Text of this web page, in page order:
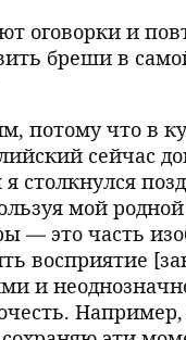
оговорки и
бреши в
потому что в
сейчас
столкнулся
мой
— это часть
восприятие
и